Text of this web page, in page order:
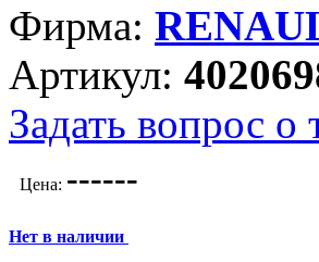
Фирма:
Артикул:
Задать вопрос о
Цена: ------
Нет в наличии